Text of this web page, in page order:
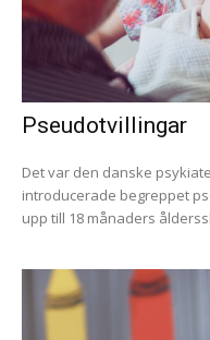
Pseudotvillingar
Det var den danske
introducerade begreppet
upp till 18 månaders